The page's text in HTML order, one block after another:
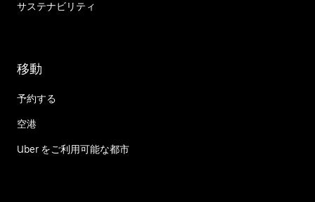
サステナビリティ
移動
予約する
空港
Uber をご利用可能な都市